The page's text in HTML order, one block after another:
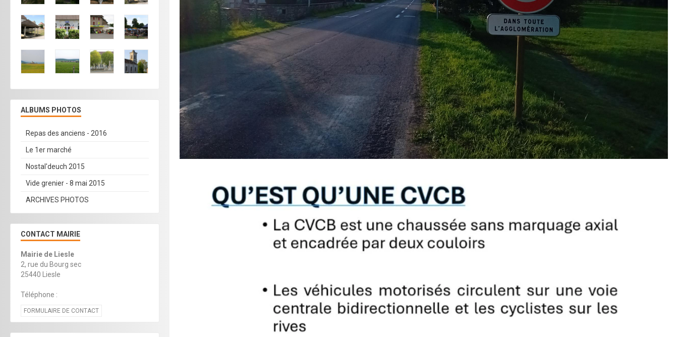
ALBUMS PHOTOS
Repas des anciens - 2016
Le 1er marché
Nostal'deuch 2015
Vide grenier - 8 mai 2015
ARCHIVES PHOTOS
CONTACT MAIRIE
Mairie de Liesle
2, rue du Bourg sec
25440 Liesle
Téléphone :
FORMULAIRE DE CONTACT